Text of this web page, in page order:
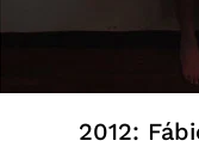
2012: